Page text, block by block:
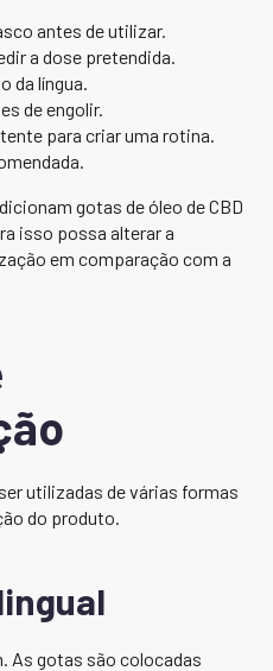
antes de utilizar.
a dose pretendida.
da língua.
de engolir.
para criar uma rotina.
gotas de óleo de CBD
isso possa alterar a
em comparação com a
utilizadas de várias formas
do produto.
As gotas são colocadas